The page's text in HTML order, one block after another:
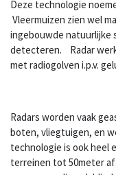
Deze technologie
Vleermuizen zien wel
ingebouwde natuurlijke
detecteren. Radar
met radiogolven i.p.v.
Radars worden vaak
boten, vliegtuigen, en
technologie is ook heel
terreinen tot 50meter